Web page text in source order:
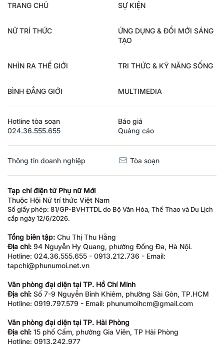
TRANG CHỦ SỰ KIỆN
NỮ TRÍ THỨC
ỨNG DỤNG & ĐỔI MỚI SÁNG
TẠO
NHÌN RA THẾ GIỚI TRI THỨC & KỸ NĂNG SỐNG
BÌNH ĐẲNG GIỚI MULTIMEDIA
Hotline tòa soạn
024.36.555.655
Báo giá
Quảng cáo
Thông tin doanh nghiệp Tòa soạn
Tạp chí điện tử Phụ nữ Mới
Thuộc Hội Nữ trí thức Việt Nam
Số giấy phép: 81/GP-BVHTTDL do Bộ Văn Hóa, Thể Thao và Du Lịch
cấp ngày 12/6/2026.
Tổng biên tập: Chu Thị Thu Hằng
Địa chỉ: 94 Nguyễn Hy Quang, phường Đống Đa, Hà Nội.
Hotline: 024.36.555.655 - 0913.212.736 - Email:
tapchi@phunumoi.net.vn
Văn phòng đại diện tại TP. Hồ Chí Minh
Địa chỉ: Số 7-9 Nguyễn Bỉnh Khiêm, phường Sài Gòn, TP.HCM
Hotline: 0919.797.579 - Email: phunumoihcm@gmail.com
Văn phòng đại diện tại TP. Hải Phòng
Địa chỉ: 15 phố Cấm, phường Gia Viên, TP Hải Phòng
Hotline: 0913.242.977